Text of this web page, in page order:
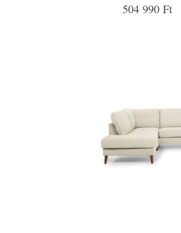
504 990 Ft